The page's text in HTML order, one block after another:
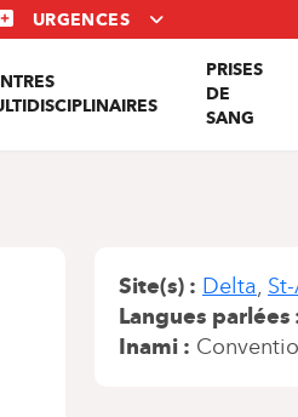
URGENCES
PRISES
DE
SANG
Site(s) Delta
Langues parlées
Inami